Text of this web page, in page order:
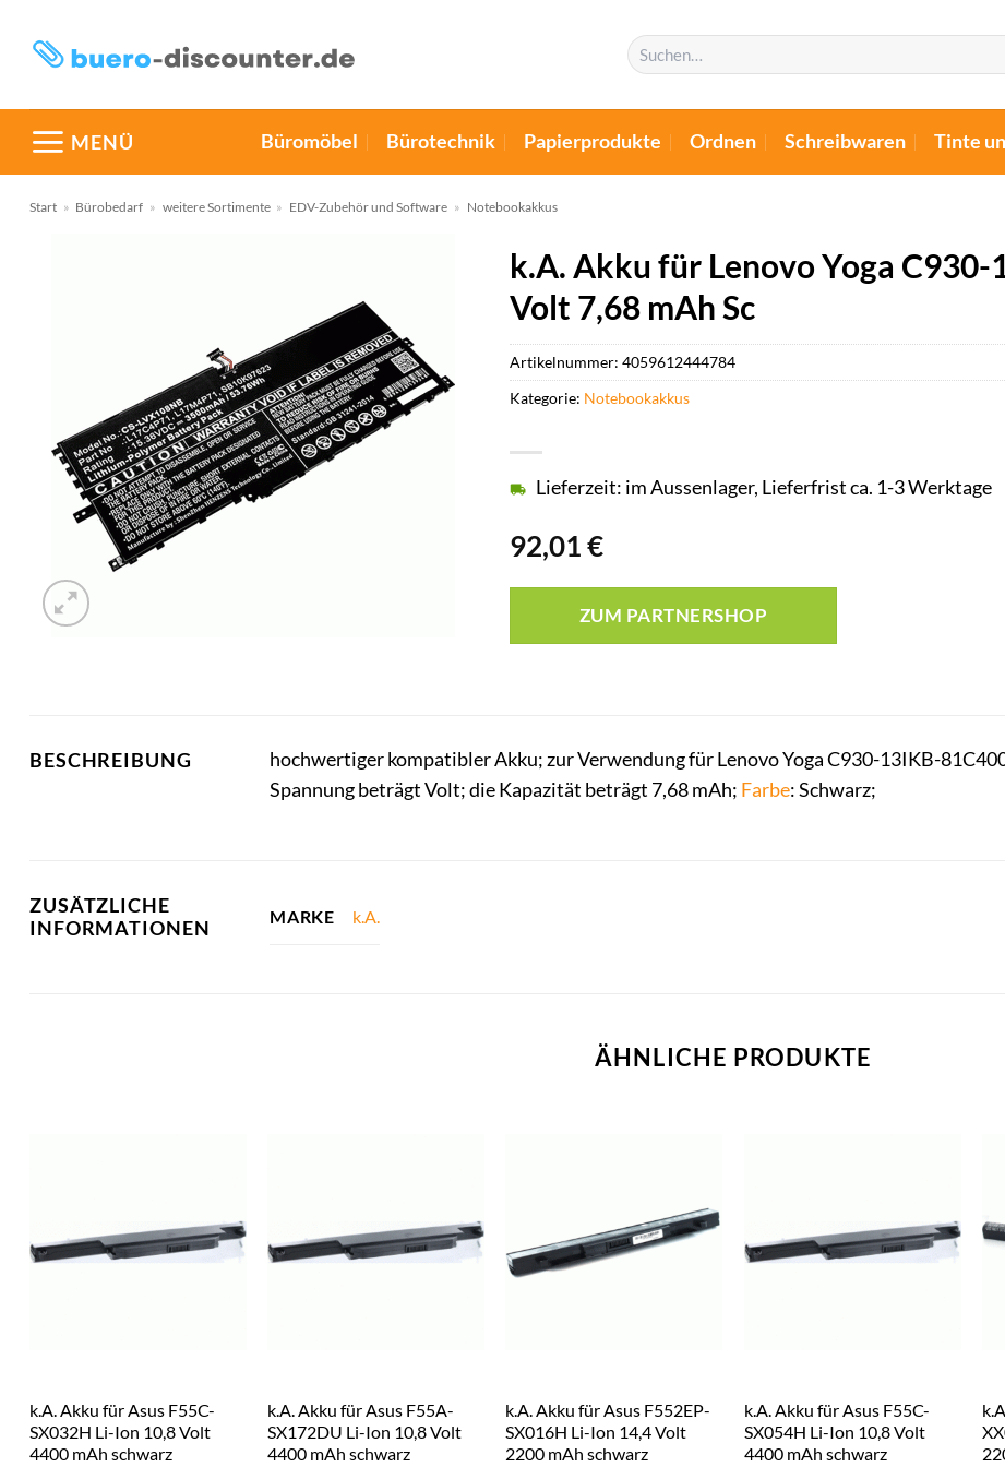
Inhalt
springen
Suchen
nach:
MENÜ Büromöbel Bürotechnik Papierprodukte Ordnen Schreibwaren Tinte
Start » Bürobedarf » weitere Sortimente » EDV-Zubehör und Software » Notebookakkus
k.A. Akku für Lenovo Yoga
Volt 7,68 mAh Sc
92,01€
Lieferzeit: im Aussenlager, Lieferfrist ca. 1-3 Werktage
ZUM PARTNERSHOP
Artikelnummer: 4059612444784
Kategorie: Notebookakkus
BESCHREIBUNG
hochwertiger kompatibler Akku; zur Verwendung für Lenovo Yoga C930-13IKB-
Spannung beträgt Volt; die Kapazität beträgt 7,68 mAh; Farbe: Schwarz;
ZUSÄTZLICHE
INFORMATIONEN
MARKE k.A.
ÄHNLICHE PRODUKTE
k.A. Akku für Asus F55C-
SX032H Li-Ion 10,8 Volt
4400 mAh schwarz
k.A. Akku für Asus F55A-
SX172DU Li-Ion 10,8 Volt
4400 mAh schwarz
k.A. Akku für Asus F552EP-
SX016H Li-Ion 14,4 Volt
2200 mAh schwarz
k.A. Akku für Asus F55C-
SX054H Li-Ion 10,8 Volt
4400 mAh schwarz